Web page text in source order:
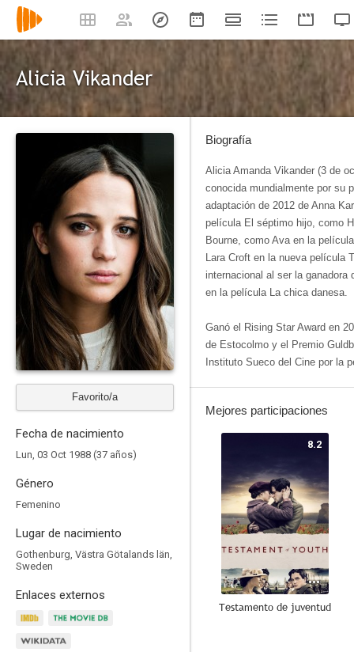
Alicia Vikander
Favorito/a
Fecha de nacimiento
Lun, 03 Oct 1988 (37 años)
Género
Femenino
Lugar de nacimiento
Gothenburg, Västra Götalands län,
Sweden
Enlaces externos
Biografía
Alicia Amanda Vikander (3 de
conocida mundialmente por su
adaptación de 2012 de Anna
película El séptimo hijo, como
Bourne, como Ava en la
Lara Croft en la nueva película
internacional al ser la
en la película La chica danesa.
Ganó el Rising Star Award en
de Estocolmo y el Premio
Instituto Sueco del Cine por la
Mejores participaciones
8.2
Testamento de juventud